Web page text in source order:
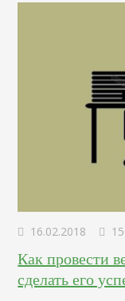
16.02.2018
Как провести
сделать его